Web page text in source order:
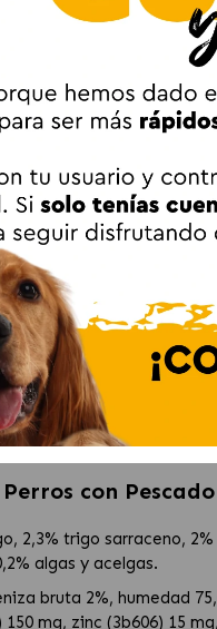
perros que ofrece
ingrediente rico en
saludable y regula el
y segura para tu
promueven una piel
Su receta rica
el sistema
ofreciendo a tu perro
con
2,3% trigo sarraceno,
algas y acelgas.
bruta 2%, humedad
mg, zinc (3b606) 15